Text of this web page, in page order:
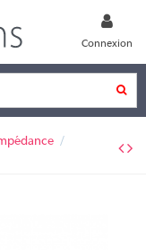
Connexion